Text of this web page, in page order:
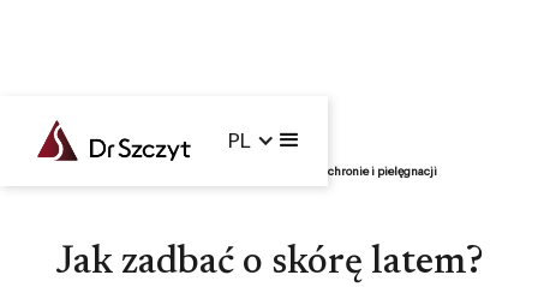
PL
Główna / Blog /Ciało i twarz
Jak zadbać o skórę latem? Kompleksowy przewodnik po ochronie i pielęgnacji
Jak zadbać o skórę latem?